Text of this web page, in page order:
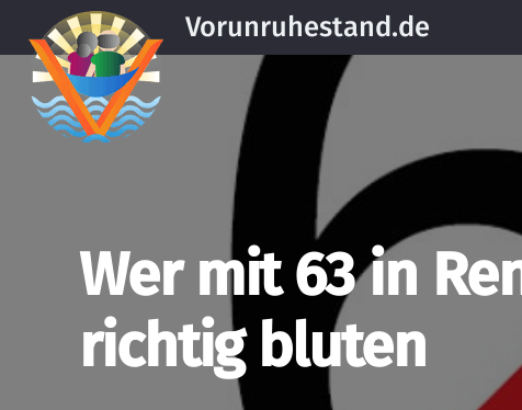
Vorunruhestand.de
Wer mit 63 in
richtig bluten